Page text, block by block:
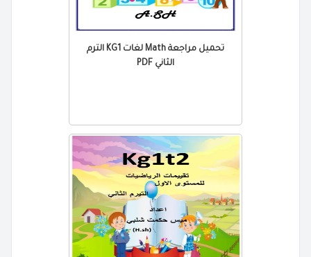
تحميل مراجعة Math لغات KG1 الترم
الثاني PDF